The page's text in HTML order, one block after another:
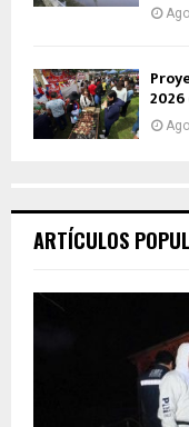
ARTÍCULOS